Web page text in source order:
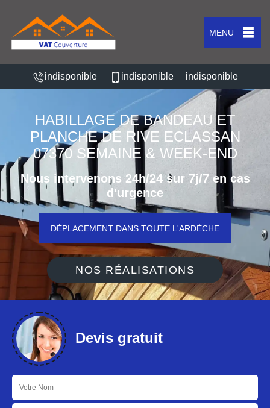
MENU
indisponible indisponible indisponible
HABILLAGE DE BANDEAU ET
PLANCHE DE RIVE ECLASSAN
07370 SEMAINE & WEEK-END
Nous intervenons 24h/24 sur 7j/7 en cas
d'urgence
DÉPLACEMENT DANS TOUTE L'ARDÈCHE
NOS RÉALISATIONS
Devis gratuit